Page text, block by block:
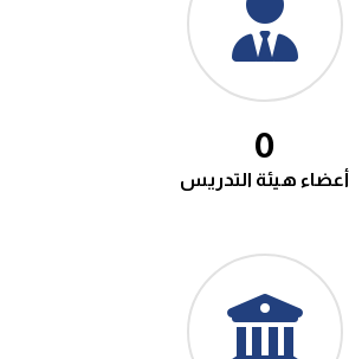
0
أعضاء هيئة التدريس